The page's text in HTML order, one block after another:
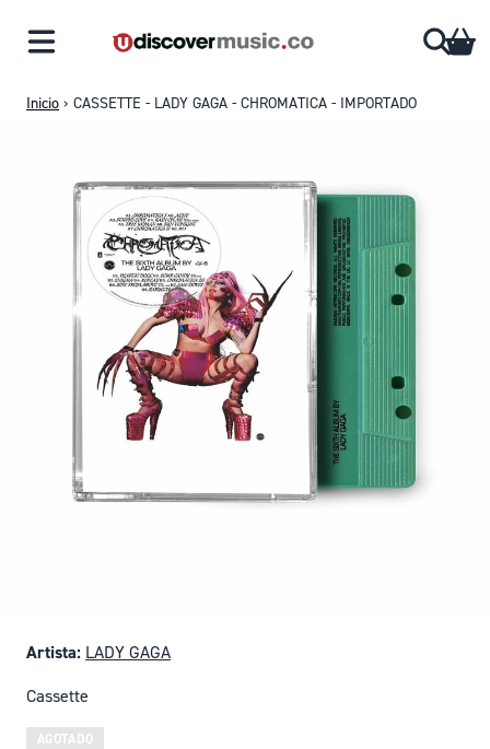
Inicio › CASSETTE - LADY GAGA - CHROMATICA - IMPORTADO
Artista: LADY GAGA
Cassette
AGOTADO